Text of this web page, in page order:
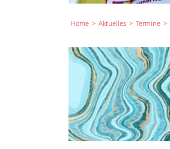
Home Aktuelles Termine